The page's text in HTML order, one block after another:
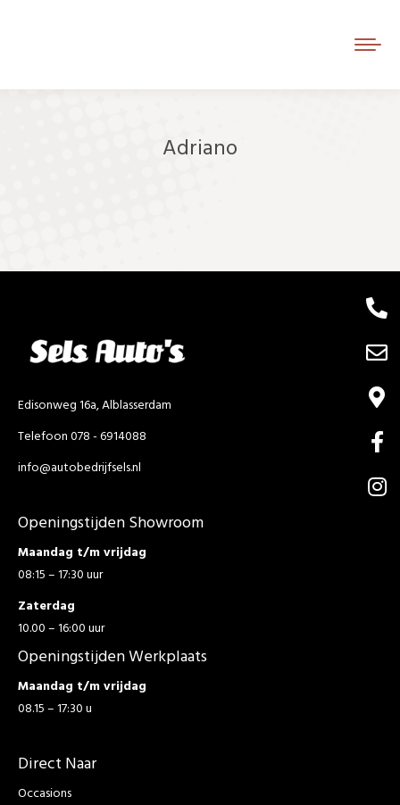
Adriano
Edisonweg 16a, Alblasserdam
Telefoon 078 - 6914088
info@autobedrijfsels.nl
Openingstijden Showroom
Maandag t/m vrijdag
08:15 – 17:30 uur
Zaterdag
10.00 – 16:00 uur
Openingstijden Werkplaats
Maandag t/m vrijdag
08.15 – 17:30 u
Direct Naar
Occasions